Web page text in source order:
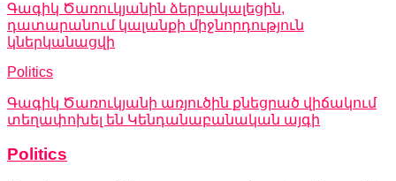
Գագիկ Ծառուկյանին ձերբակալեցին,
դատարանում կալանքի միջնորդություն
կներկանացվի
Politics
Գագիկ Ծառուկյանի առյուծին քնեցրած վիճակում
տեղափոխել են Կենդանաբանական այգի
Politics